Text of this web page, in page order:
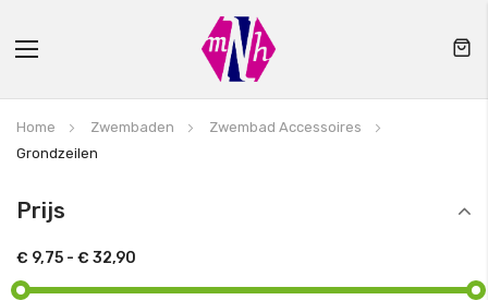
Toggle
Home Zwembaden
Zwembad Accessoires
Grondzeilen
Prijs
€ 9,75 - € 32,90